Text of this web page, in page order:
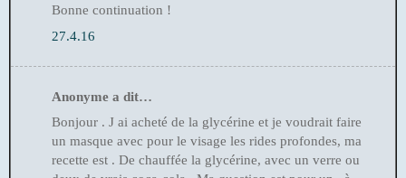
Bonne continuation !
27.4.16
Anonyme a dit…
Bonjour . J ai acheté de la glycérine et je voudrait faire
un masque avec pour le visage les rides profondes, ma
recette est . De chauffée la glycérine, avec un verre ou